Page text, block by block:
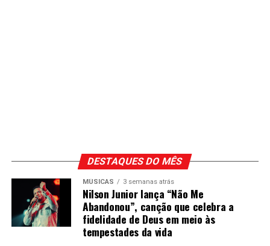
DESTAQUES DO MÊS
MÚSICAS 3 semanas atrás
Nilson Junior lança “Não Me
Abandonou”, canção que celebra a
fidelidade de Deus em meio às
tempestades da vida